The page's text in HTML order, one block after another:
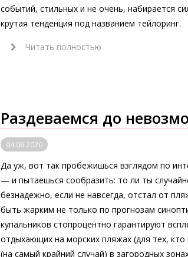
событий, стильных и не очень, набирается
крутая тенденция под названием тейлоринг.
Читать полностью
Раздеваемся до
04.06.2020
Да уж, вот так пробежишься взглядом по
— и пытаешься сообразить: то ли ты
безнадежно, если не навсегда, отстал от
быть жарким не только по прогнозам
купальников стопроцентно гарантируют
отдыхающих на морских пляжах (для тех,
(на самый крайний случай) в загородных